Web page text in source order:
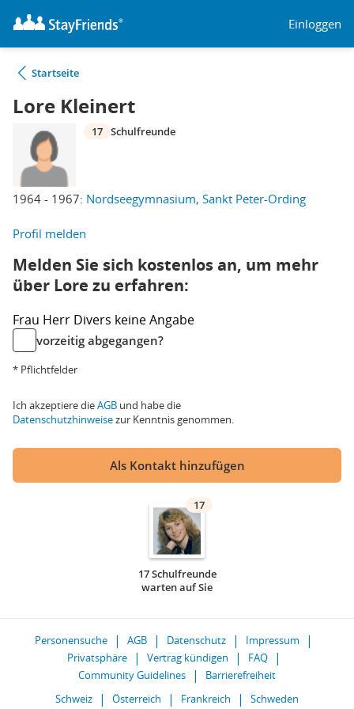
Einloggen
Startseite
Lore Kleinert
1964 - 1967: Nordseegymnasium, Sankt Peter-Ording
17 Schulfreunde
Profil melden
Melden Sie sich kostenlos an, um mehr
über Lore zu erfahren:
Frau Herr Divers keine Angabe
vorzeitig abgegangen?
* Pflichtfelder
Ich akzeptiere dieAGB und habe die
Datenschutzhinweisezur Kenntnis genommen.
Als Kontakt hinzufügen
17
17 Schulfreunde
warten auf Sie
Personensuche AGB Datenschutz
Impressum
Privatsphäre
Vertrag kündigen
FAQ
Community Guidelines
Barrierefreiheit
Schweiz
Österreich Frankreich Schweden